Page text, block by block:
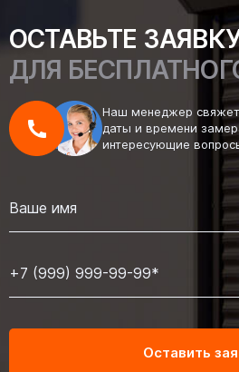
ОСТАВЬТЕ
ДЛЯ
Наш менеджер
даты и времени
интересующие